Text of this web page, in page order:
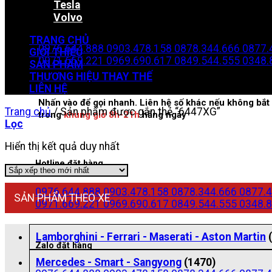
Zalo đặt hàng
0976.644.888 0903.478.158 0878.344.666
0971.669.221 0969.690.617 0849.544.555
Nhấn vào để gọi nhanh. Liên hệ số khác nếu không
trongkhung giờ 8h-21hhằng ngày
Hotline đặt hàng
0976.644.888 0903.478.158 0878.344.666
0971.669.221 0969.690.617 0849.544.555
Zalo đặt hàng
Tesla
Volvo
TRANG CHỦ
GIỚI THIỆU
SẢN PHẨM
THƯƠNG HIỆU THAY THẾ
LIÊN HỆ
Trang chủ /Sản phẩm được gắn thẻ “6447XG”
Lọc
Hiển thị kết quả duy nhất
SẢN PHẨM THEO XE
Lamborghini - Ferrari - Maserati - Aston Martin
Mercedes - Smart - Sangyong (1470)